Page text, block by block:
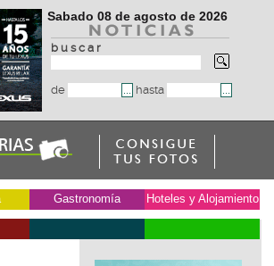
Sabado 08 de agosto de 2026
b u s c a r
de hasta
Gastronomía Hoteles y Alojamiento